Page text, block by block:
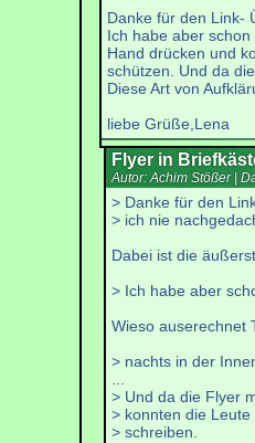
Danke für den Link-
Ich habe aber
Hand drücken und
schützen. Und da
Diese Art von
liebe Grüße,Lena
Flyer in
Autor: Achim Stößer |
> Danke für den
> ich nie
Dabei ist die
> Ich habe aber
Wieso auserechnet
> nachts in der
> Und da die Flyer
> konnten die
> schreiben.